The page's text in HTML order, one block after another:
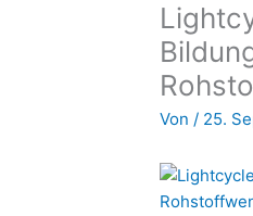
Von / 25.